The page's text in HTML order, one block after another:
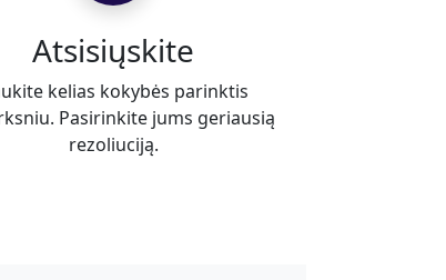
Atsisiųskite
kelias kokybės parinktis
Pasirinkite jums geriausią
rezoliuciją.